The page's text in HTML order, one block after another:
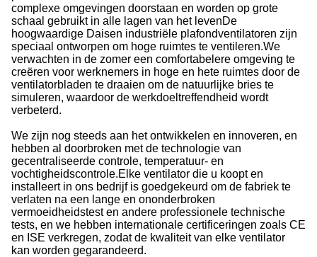
complexe omgevingen doorstaan en worden op grote
schaal gebruikt in alle lagen van het levenDe
hoogwaardige Daisen industriële plafondventilatoren zijn
speciaal ontworpen om hoge ruimtes te ventileren.We
verwachten in de zomer een comfortabelere omgeving te
creëren voor werknemers in hoge en hete ruimtes door de
ventilatorbladen te draaien om de natuurlijke bries te
simuleren, waardoor de werkdoeltreffendheid wordt
verbeterd.
We zijn nog steeds aan het ontwikkelen en innoveren, en
hebben al doorbroken met de technologie van
gecentraliseerde controle, temperatuur- en
vochtigheidscontrole.Elke ventilator die u koopt en
installeert in ons bedrijf is goedgekeurd om de fabriek te
verlaten na een lange en ononderbroken
vermoeidheidstest en andere professionele technische
tests, en we hebben internationale certificeringen zoals CE
en ISE verkregen, zodat de kwaliteit van elke ventilator
kan worden gegarandeerd.